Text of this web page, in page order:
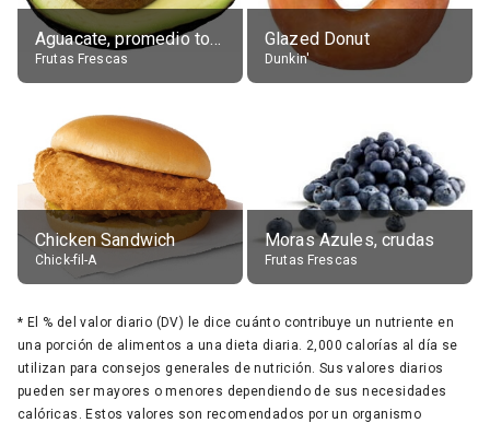
Aguacate, promedio todos variedades, crudo
Frutas Frescas
Glazed Donut
Dunkin'
Chicken Sandwich
Chick-fil-A
Moras Azules, crudas
Frutas Frescas
* El % del valor diario (DV) le dice cuánto contribuye un nutriente en
una porción de alimentos a una dieta diaria. 2,000 calorías al día se
utilizan para consejos generales de nutrición. Sus valores diarios
pueden ser mayores o menores dependiendo de sus necesidades
calóricas. Estos valores son recomendados por un organismo